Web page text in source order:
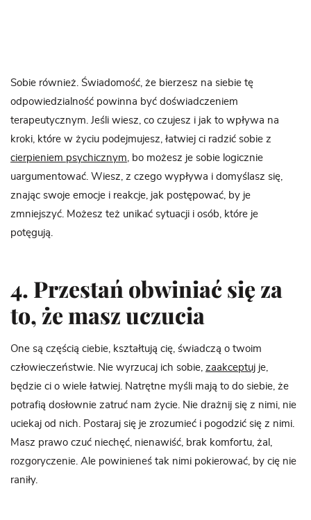
Sobie również. Świadomość, że bierzesz na siebie tę
odpowiedzialność powinna być doświadczeniem
terapeutycznym. Jeśli wiesz, co czujesz i jak to wpływa na
kroki, które w życiu podejmujesz, łatwiej ci radzić sobie z
cierpieniem psychicznym, bo możesz je sobie logicznie
uargumentować. Wiesz, z czego wypływa i domyślasz się,
znając swoje emocje i reakcje, jak postępować, by je
zmniejszyć. Możesz też unikać sytuacji i osób, które je
potęgują.
4. Przestań obwiniać się za
to, że masz uczucia
One są częścią ciebie, kształtują cię, świadczą o twoim
człowieczeństwie. Nie wyrzucaj ich sobie, zaakceptuj je,
będzie ci o wiele łatwiej. Natrętne myśli mają to do siebie, że
potrafią dosłownie zatruć nam życie. Nie drażnij się z nimi, nie
uciekaj od nich. Postaraj się je zrozumieć i pogodzić się z nimi.
Masz prawo czuć niechęć, nienawiść, brak komfortu, żal,
rozgoryczenie. Ale powinieneś tak nimi pokierować, by cię nie
raniły.